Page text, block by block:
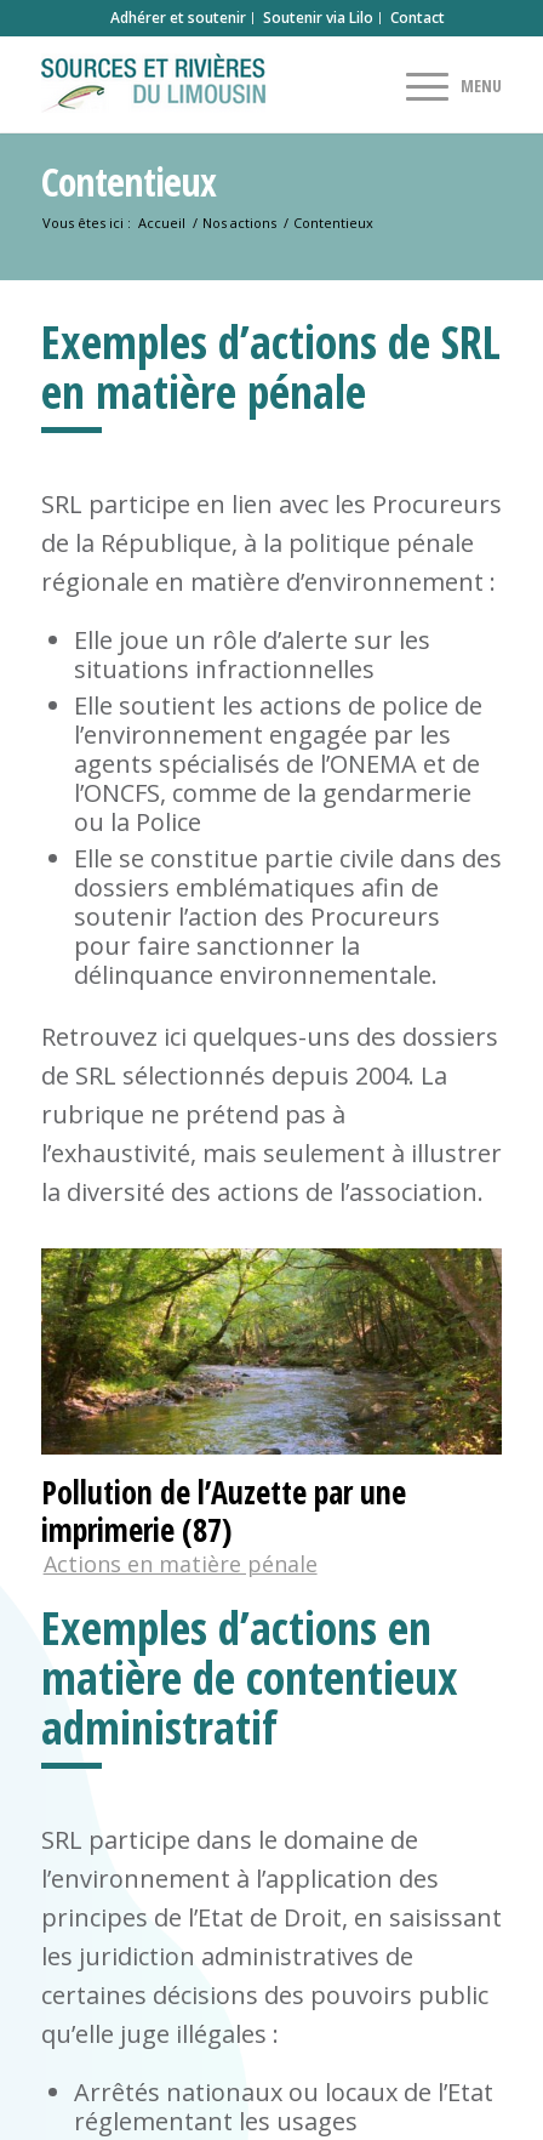
Adhérer et soutenir Soutenir via Lilo Contact
Contentieux
Vous êtes ici : Accueil / Nos actions / Contentieux
Exemples d’actions de SRL
en matière pénale
SRL participe en lien avec les Procureurs
de la République, à la politique pénale
régionale en matière d’environnement :
Elle joue un rôle d’alerte sur les
situations infractionnelles
Elle soutient les actions de police de
l’environnement engagée par les
agents spécialisés de l’ONEMA et de
l’ONCFS, comme de la gendarmerie
ou la Police
Elle se constitue partie civile dans des
dossiers emblématiques afin de
soutenir l’action des Procureurs
pour faire sanctionner la
délinquance environnementale.
Retrouvez ici quelques-uns des dossiers
de SRL sélectionnés depuis 2004. La
rubrique ne prétend pas à
l’exhaustivité, mais seulement à illustrer
la diversité des actions de l’association.
Pollution de l’Auzette par une
imprimerie (87)
Actions en matière pénale
Exemples d’actions en
matière de contentieux
administratif
SRL participe dans le domaine de
l’environnement à l’application des
principes de l’Etat de Droit, en saisissant
les juridiction administratives de
certaines décisions des pouvoirs public
qu’elle juge illégales :
Arrêtés nationaux ou locaux de l’Etat
réglementant les usages